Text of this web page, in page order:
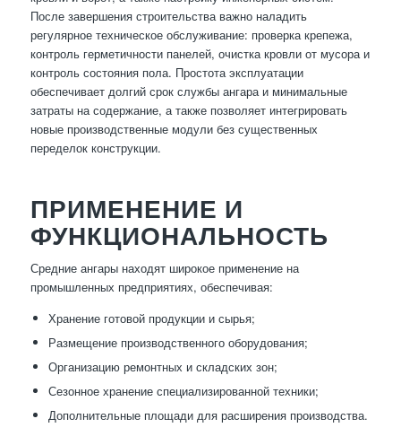
После завершения строительства важно наладить
регулярное техническое обслуживание: проверка крепежа,
контроль герметичности панелей, очистка кровли от мусора и
контроль состояния пола. Простота эксплуатации
обеспечивает долгий срок службы ангара и минимальные
затраты на содержание, а также позволяет интегрировать
новые производственные модули без существенных
переделок конструкции.
ПРИМЕНЕНИЕ И
ФУНКЦИОНАЛЬНОСТЬ
Средние ангары находят широкое применение на
промышленных предприятиях, обеспечивая:
Хранение готовой продукции и сырья;
Размещение производственного оборудования;
Организацию ремонтных и складских зон;
Сезонное хранение специализированной техники;
Дополнительные площади для расширения производства.